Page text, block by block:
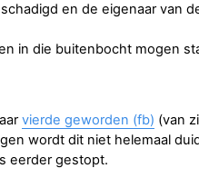
en de eigenaar van
in die buitenbocht mogen
vierde geworden (fb) (van
wordt dit niet helemaal
eerder gestopt.